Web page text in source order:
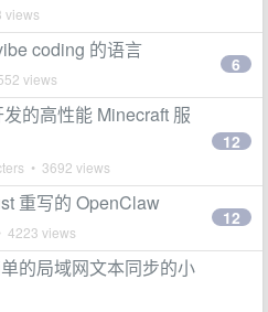
views
coding 的语言
views
6
的高性能 Minecraft 服
• 3692 views
12
重写的 OpenClaw
4223 views
12
的局域网文本同步的小